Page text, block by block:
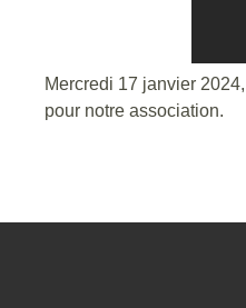
Mercredi 17 janvier
pour notre association.